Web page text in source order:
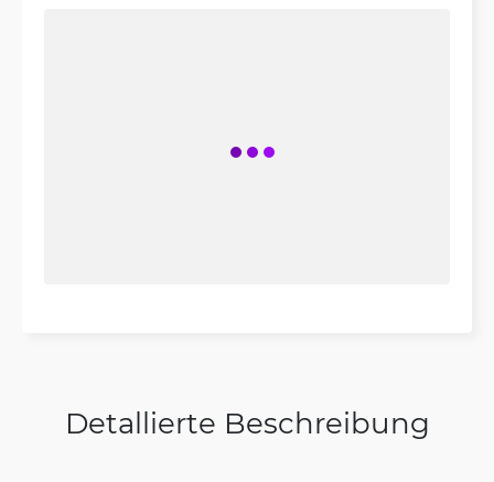
Detallierte Beschreibung